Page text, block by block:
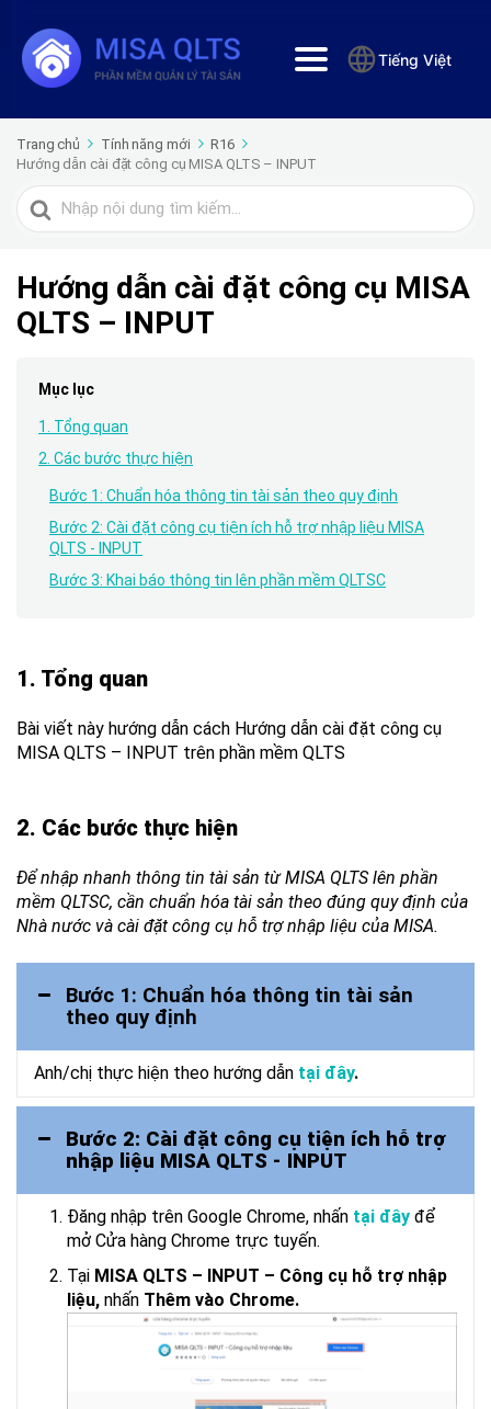
Tiếng Việt
Trang chủ Tính năng mới
R16
Hướng dẫn cài đặt công cụ MISA QLTS – INPUT
Tìm
kiếm
Hướng dẫn cài đặt công cụ MISA
QLTS – INPUT
Mục lục
1. Tổng quan
2. Các bước thực hiện
Bước 1: Chuẩn hóa thông tin tài sản theo quy định
Bước 2: Cài đặt công cụ tiện ích hỗ trợ nhập liệu MISA
QLTS - INPUT
Bước 3: Khai báo thông tin lên phần mềm QLTSC
1. Tổng quan
Bài viết này hướng dẫn cách Hướng dẫn cài đặt công cụ
MISA QLTS – INPUT trên phần mềm QLTS
2. Các bước thực hiện
Để nhập nhanh thông tin tài sản từ MISA QLTS lên phần
mềm QLTSC, cần chuẩn hóa tài sản theo đúng quy định của
Nhà nước và cài đặt công cụ hỗ trợ nhập liệu của MISA.
Bước 1: Chuẩn hóa thông tin tài sản
theo quy định
Anh/chị thực hiện theo hướng dẫn tại đây.
Bước 2: Cài đặt công cụ tiện ích hỗ trợ
nhập liệu MISA QLTS - INPUT
Đăng nhập trên Google Chrome, nhấn tại đây để
mở Cửa hàng Chrome trực tuyến.
Tại MISA QLTS – INPUT – Công cụ hỗ trợ nhập
liệu, nhấn Thêm vào Chrome.